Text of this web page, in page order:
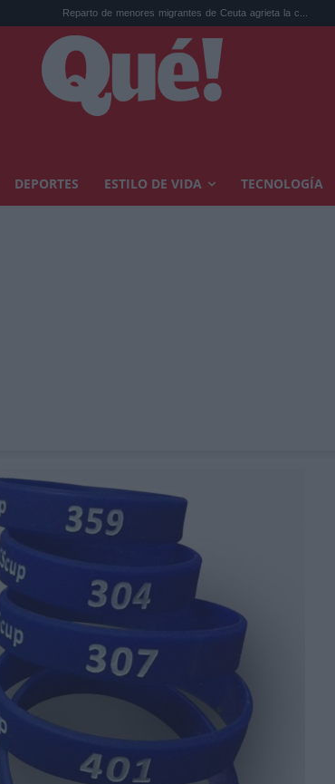
Reparto de menores migrantes de Ceuta agrieta la c... La AEMET
DEPORTES ESTILO DE VIDA TECNOLOGÍA